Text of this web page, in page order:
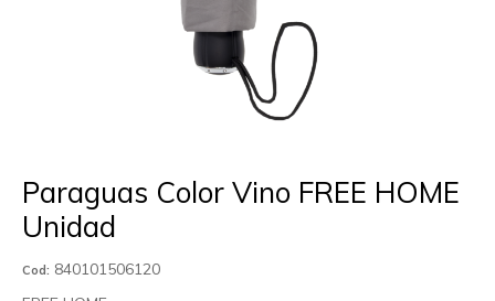
Paraguas Color Vino FREE HOME
Unidad
Cod: 840101506120